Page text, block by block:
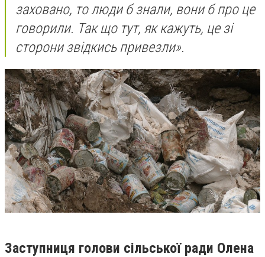
заховано, то люди б знали, вони б про це
говорили. Так що тут, як кажуть, це зі
сторони звідкись привезли».
Заступниця голови сільської ради Олена